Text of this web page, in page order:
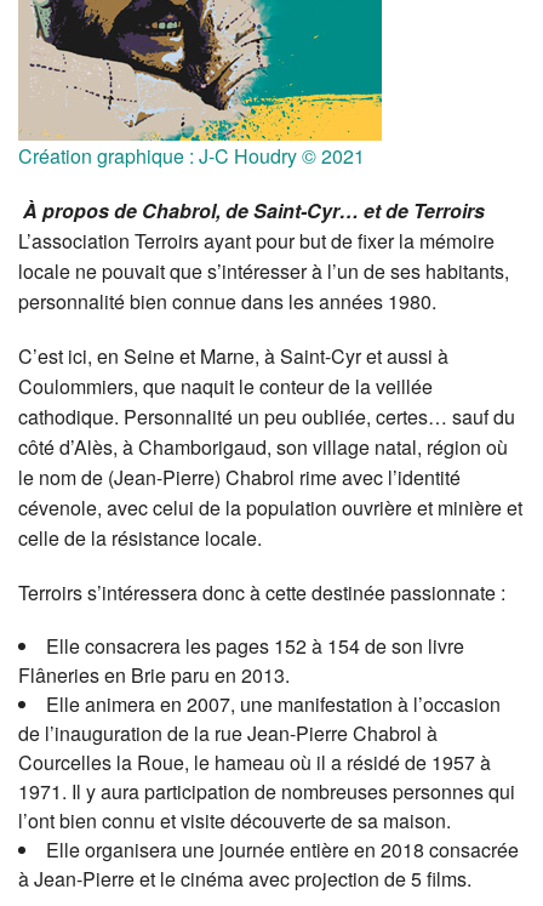
Contact
Boutique
Création graphique : J-C Houdry © 2021
À propos de Chabrol, de Saint-Cyr… et de Terroirs
L’association Terroirs ayant pour but de fixer la mémoire
locale ne pouvait que s’intéresser à l’un de ses habitants,
personnalité bien connue dans les années 1980.
C’est ici, en Seine et Marne, à Saint-Cyr et aussi à
Coulommiers, que naquit le conteur de la veillée
cathodique. Personnalité un peu oubliée, certes… sauf du
côté d’Alès, à Chamborigaud, son village natal, région où
le nom de (Jean-Pierre) Chabrol rime avec l’identité
cévenole, avec celui de la population ouvrière et minière et
celle de la résistance locale.
Terroirs s’intéressera donc à cette destinée passionnate :
Elle consacrera les pages 152 à 154 de son livre
Flâneries en Brie paru en 2013.
Elle animera en 2007, une manifestation à l’occasion
de l’inauguration de la rue Jean-Pierre Chabrol à
Courcelles la Roue, le hameau où il a résidé de 1957 à
1971. Il y aura participation de nombreuses personnes qui
l’ont bien connu et visite découverte de sa maison.
Elle organisera une journée entière en 2018 consacrée
à Jean-Pierre et le cinéma avec projection de 5 films.